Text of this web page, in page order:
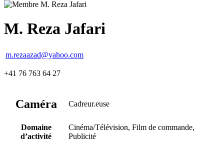
M. Reza Jafari
m.rezaazad@yahoo.com
+41 76 763 64 27
Caméra Cadreur.euse
Domaine
d’activité
Cinéma/Télévision, Film de commande,
Publicité